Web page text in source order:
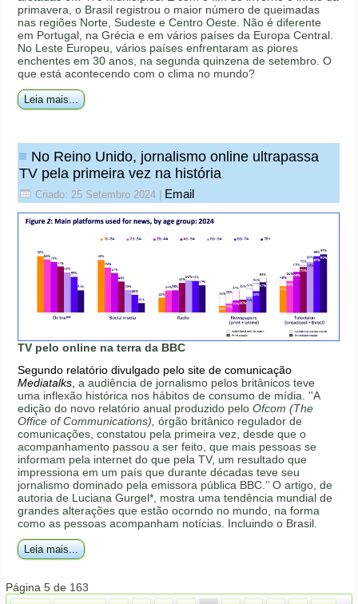
primavera, o Brasil registrou o maior número de queimadas
nas regiões Norte, Sudeste e Centro Oeste. Não é diferente
em Portugal, na Grécia e em vários países da Europa Central.
No Leste Europeu, vários países enfrentaram as piores
enchentes em 30 anos, na segunda quinzena de setembro. O
que está acontecendo com o clima no mundo?
Leia mais...
No Reino Unido, jornalismo online ultrapassa
TV pela primeira vez na história
Criado: 25 Setembro 2024 Email
TV pelo online na terra da BBC
Segundo relatório divulgado pelo site de comunicação
Mediatalks a audiência de jornalismo pelos britânicos teve
uma inflexão histórica nos hábitos de consumo de mídia. ''A
edição do novo relatório anual produzido peloOfcom (The
Office of Communications), órgão britânico regulador de
comunicações, constatou pela primeira vez, desde que o
acompanhamento passou a ser feito, que mais pessoas se
informam pela internet do que pela TV, um resultado que
impressiona em um país que durante décadas teve seu
jornalismo dominado pela emissora pública BBC.’’ O artigo, de
autoria de Luciana Gurgel*, mostra uma tendência mundial de
grandes alterações que estão ocorndo no mundo, na forma
como as pessoas acompanham notícias. Incluindo o Brasil.
Leia mais...
Página 5 de 163